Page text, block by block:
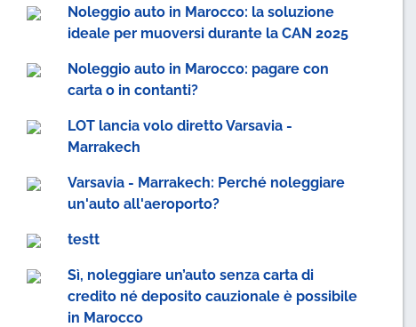
Noleggio auto in Marocco: la soluzione
ideale per muoversi durante la CAN 2025
Noleggio auto in Marocco: pagare con
carta o in contanti?
LOT lancia volo diretto Varsavia -
Marrakech
Varsavia - Marrakech: Perché noleggiare
un'auto all'aeroporto?
testt
Sì, noleggiare un’auto senza carta di
credito né deposito cauzionale è possibile
in Marocco